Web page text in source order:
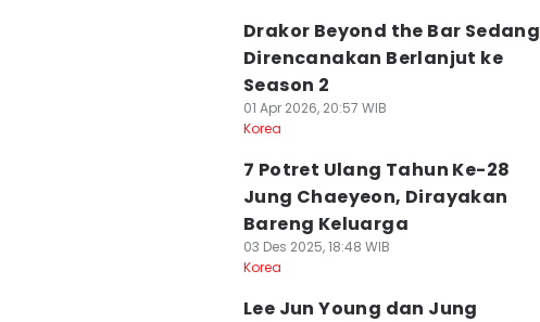
Drakor Beyond the Bar Sedang
Direncanakan Berlanjut ke
Season 2
01 Apr 2026, 20:57 WIB
Korea
7 Potret Ulang Tahun Ke-28
Jung Chaeyeon, Dirayakan
Bareng Keluarga
03 Des 2025, 18:48 WIB
Korea
Lee Jun Young dan Jung